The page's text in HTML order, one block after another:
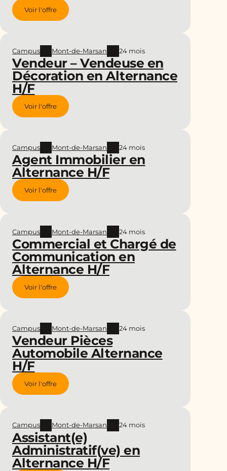
Voir l'offre
Vendeur – Vendeuse en
Décoration en Alternance
H/F
Campus Mont-de-Marsan 24 mois
Voir l'offre
Agent Immobilier en
Alternance H/F
Campus Mont-de-Marsan 24 mois
Voir l'offre
Commercial et Chargé de
Communication en
Alternance H/F
Campus Mont-de-Marsan 24 mois
Voir l'offre
Vendeur Pièces
Automobile Alternance
H/F
Campus Mont-de-Marsan 24 mois
Voir l'offre
Assistant(e)
Administratif(ve) en
Alternance H/F
Campus Mont-de-Marsan 24 mois